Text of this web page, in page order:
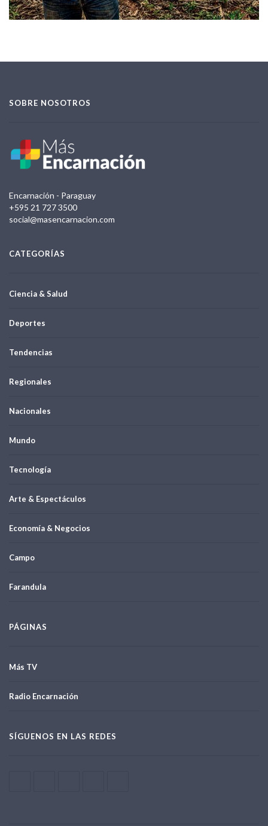
SOBRE NOSOTROS
Encarnación - Paraguay
+595 21 727 3500
social@masencarnacion.com
CATEGORÍAS
Ciencia & Salud
Deportes
Tendencias
Regionales
Nacionales
Mundo
Tecnología
Arte & Espectáculos
Economía & Negocios
Campo
Farandula
PÁGINAS
Más TV
Radio Encarnación
SÍGUENOS EN LAS REDES